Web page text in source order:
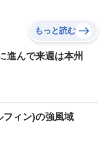
もっと読む
んで来週は本州
フィン)の強風域